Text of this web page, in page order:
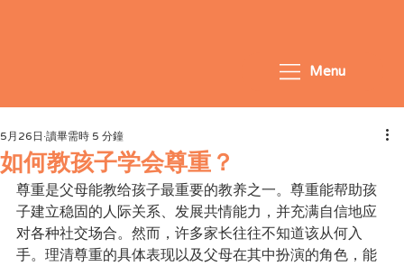
Menu
如何教孩子学会尊重？
5月26日 讀畢需時 5 分鐘
尊重是父母能教给孩子最重要的教养之一。尊重能帮助孩
子建立稳固的人际关系、发展共情能力，并充满自信地应
对各种社交场合。然而，许多家长往往不知道该从何入
手。理清尊重的具体表现以及父母在其中扮演的角色，能